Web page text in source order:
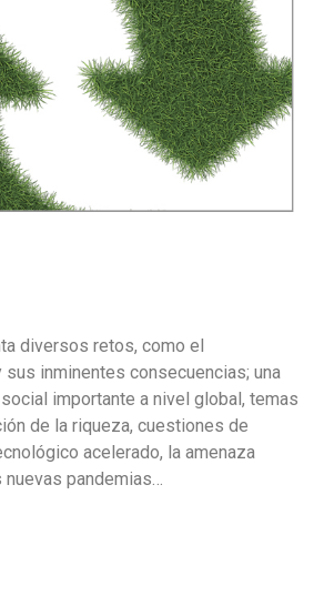
diversos retos, como el
inminentes consecuencias; una
importante a nivel global, temas
de la riqueza, cuestiones de
acelerado, la amenaza
pandemias…